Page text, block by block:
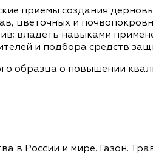
приемы создания
цветочных и
владеть навыками
и подбора средств
образца о повышении
в России и мире. Газон.